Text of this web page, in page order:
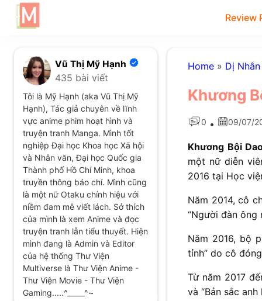
Review
Vũ Thị Mỹ Hạnh
435 bài viết
Tôi là Mỹ Hạnh (aka Vũ Thị Mỹ
Hạnh), Tác giả chuyên về lĩnh
vực anime phim hoạt hình và
truyện tranh Manga. Mình tốt
nghiệp Đại học Khoa học Xã hội
và Nhân văn, Đại học Quốc gia
Thành phố Hồ Chí Minh, khoa
truyền thông báo chí. Mình cũng
là một nữ Otaku chính hiệu với
niềm đam mê viết lách. Sở thích
của mình là xem Anime và đọc
truyện tranh lẫn tiểu thuyết. Hiện
mình đang là Admin và Editor
của hệ thống Thư Viện
Multiverse là Thư Viện Anime -
Thư Viện Movie - Thư Viện
Gaming.....^_____^~
Home » Dị
Khương
0 • 09/07/
Khương Bội
một nữ diễn
2016 tại Học
Năm 2014, cô
“Người đàn ông
Năm 2016, bộ
tỉnh” do cô
Từ năm 2017
và “Bản sắc